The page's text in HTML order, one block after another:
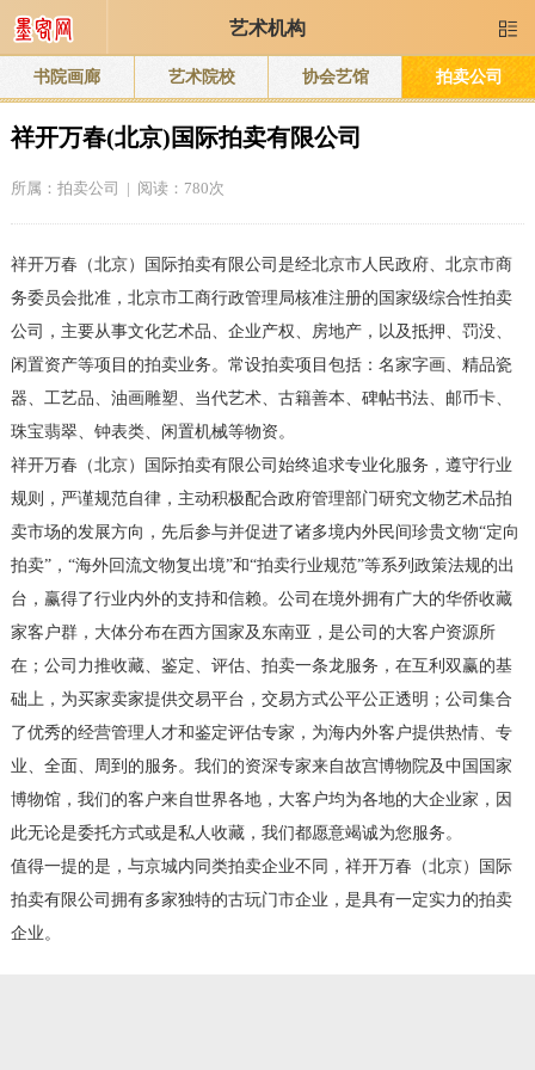
艺术机构 
书院画廊 艺术院校 协会艺馆 拍卖公司
祥开万春(北京)国际拍卖有限公司
所属： 拍卖公司 | 阅读：780次
祥开万春（北京）国际拍卖有限公司是经北京市人民政府、北京市商
务委员会批准，北京市工商行政管理局核准注册的国家级综合性拍卖
公司，主要从事文化艺术品、企业产权、房地产，以及抵押、罚没、
闲置资产等项目的拍卖业务。常设拍卖项目包括：名家字画、精品瓷
器、工艺品、油画雕塑、当代艺术、古籍善本、碑帖书法、邮币卡、
珠宝翡翠、钟表类、闲置机械等物资。
祥开万春（北京）国际拍卖有限公司始终追求专业化服务，遵守行业
规则，严谨规范自律，主动积极配合政府管理部门研究文物艺术品拍
卖市场的发展方向，先后参与并促进了诸多境内外民间珍贵文物“定向
拍卖”，“海外回流文物复出境”和“拍卖行业规范”等系列政策法规的出
台，赢得了行业内外的支持和信赖。公司在境外拥有广大的华侨收藏
家客户群，大体分布在西方国家及东南亚，是公司的大客户资源所
在；公司力推收藏、鉴定、评估、拍卖一条龙服务，在互利双赢的基
础上，为买家卖家提供交易平台，交易方式公平公正透明；公司集合
了优秀的经营管理人才和鉴定评估专家，为海内外客户提供热情、专
业、全面、周到的服务。我们的资深专家来自故宫博物院及中国国家
博物馆，我们的客户来自世界各地，大客户均为各地的大企业家，因
此无论是委托方式或是私人收藏，我们都愿意竭诚为您服务。
值得一提的是，与京城内同类拍卖企业不同，祥开万春（北京）国际
拍卖有限公司拥有多家独特的古玩门市企业，是具有一定实力的拍卖
企业。